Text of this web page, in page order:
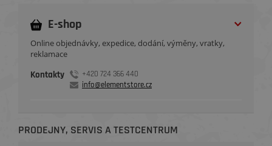
E-shop
Online objednávky, expedice, dodání, výměny, vratky,
reklamace
Kontakty
+420 724 366 440
info@elementstore.cz
PRODEJNY, SERVIS A TESTCENTRUM